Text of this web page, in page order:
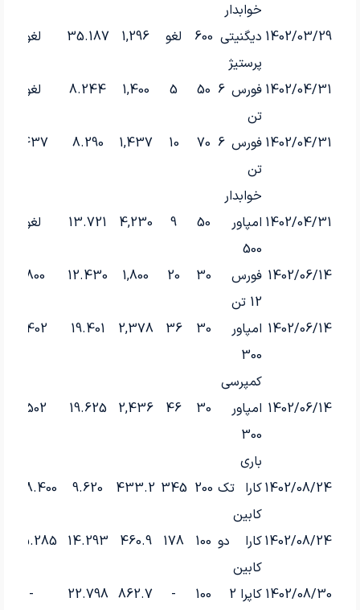
خوابدار
1402/03/29 دیگنیتی
پرستیژ
600 لغو 1,296
35.187 لغو!
1402/04/31
فورس 6
تن
50
5
1,400
8.244 لغو!
1402/04/31
فورس 6
تن
خوابدار
70
10
1,437
8.290
1,437
1402/04/31 امپاور
500
50
9
4,230
13.721 لغو!
1402/06/14 فورس
12 تن
30
20
1,800
12.430
1,800
1402/06/14 امپاور
300
کمپرسی
30
36
2,378
19.401
2,402
1402/06/14 امپاور
300
باری
30
46
2,436
19.625
2,502
1402/08/24کارا تک
کابین
200
345
433.2
9.620
438.400
1402/08/24کارا دو
کابین
100
178
460.9
14.293
465.285
1402/08/30 کاپرا 2 100
-
862.7
22.798
-